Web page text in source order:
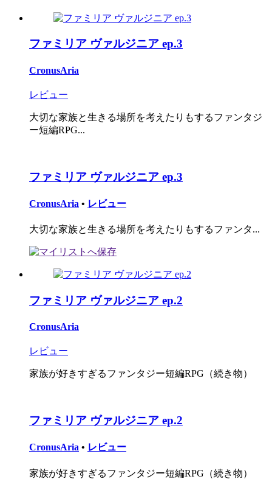
ファミリア ヴァルジニア ep.3
CronusAria
レビュー
大切な家族と生きる場所を考えたりもするファンタジ
ー短編RPG...
ファミリア ヴァルジニア ep.3
CronusAria • レビュー
大切な家族と生きる場所を考えたりもするファンタ...
ファミリア ヴァルジニア ep.2
CronusAria
レビュー
家族が好きすぎるファンタジー短編RPG（続き物）
ファミリア ヴァルジニア ep.2
CronusAria • レビュー
家族が好きすぎるファンタジー短編RPG（続き物）